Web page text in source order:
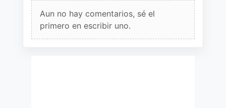
Aun no hay comentarios, sé el
primero en escribir uno.